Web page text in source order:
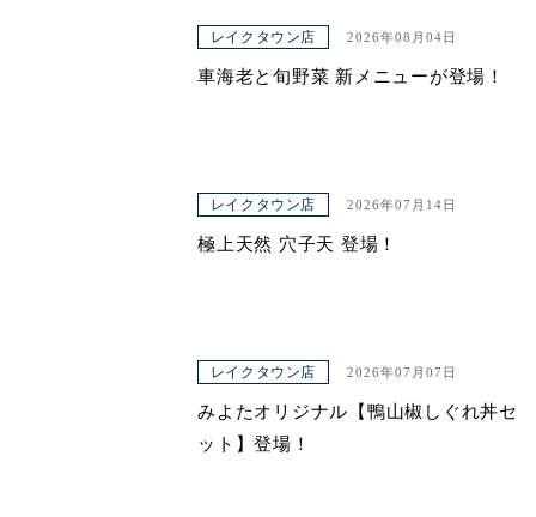
レイクタウン店 2026年08月04日
車海老と旬野菜 新メニューが登場！
レイクタウン店 2026年07月14日
極上天然 穴子天 登場！
レイクタウン店 2026年07月07日
みよたオリジナル【鴨山椒しぐれ丼セ
ット】登場！